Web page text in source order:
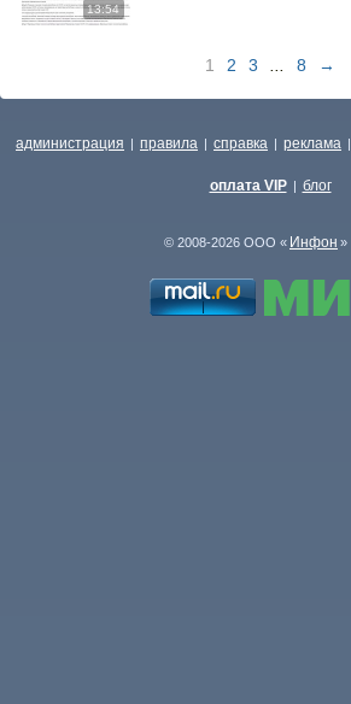
13:54
1 2 3 8 →
администрация | правила | справка | реклама |
оплата VIP | блог
© 2008-2026 ООО « Инфон »